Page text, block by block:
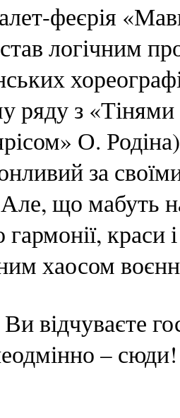
феєрія
логічним
ряду з «Тінями
О.
за
що мабуть
гармонії,
хаосом
відчуваєте
– сюди!